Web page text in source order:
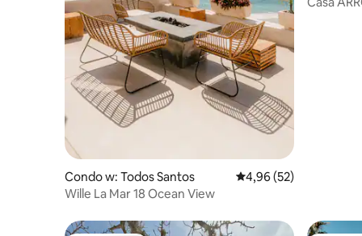
Condo w: Todos Santos Średnia ocena: 4,96 na
4,96 (52)
Wille La Mar 18 Ocean View